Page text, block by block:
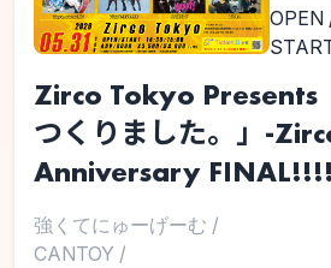
OPEN
Zirco Tokyo Presents
つくりました。」-
Anniversary
強くてにゅーげーむ /
CANTOY /